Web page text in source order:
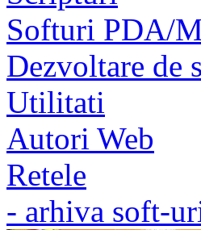
Softuri PDA/
Dezvoltare de
Utilitati
Autori Web
Retele
- arhiva soft-